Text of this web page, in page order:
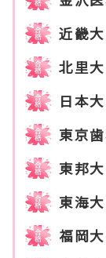
近畿
北里
日本
東京
東邦
東海
福岡